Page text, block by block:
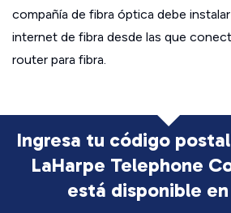
compañía de fibra óptica debe
internet de fibra desde las que
router para fibra.
Ingresa tu código
LaHarpe Telephone
está disponible